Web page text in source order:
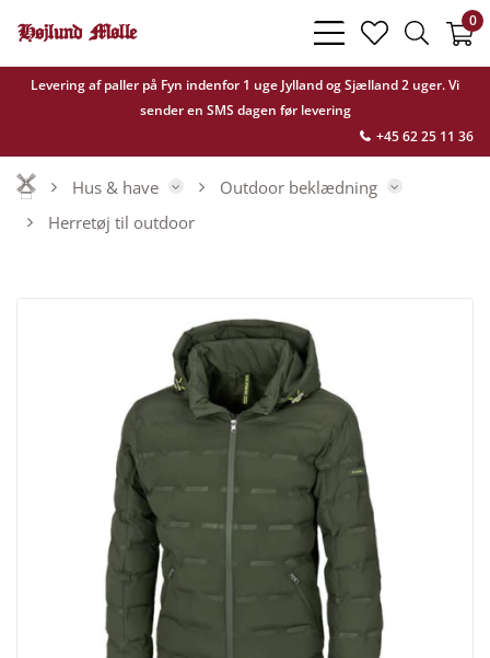
Levering af paller på Fyn indenfor 1 uge Jylland og Sjælland 2 uger. Vi
sender en SMS dagen før levering
+45 62 25 11 36
bars
light
heart
light
search
light
0
Hus & have
Outdoor beklædning
Herretøj til outdoor